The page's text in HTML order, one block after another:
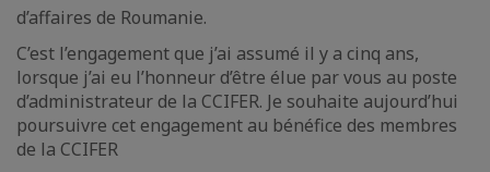
d’affaires de Roumanie.
C’est l’engagement que j’ai assumé il y a cinq ans,
lorsque j’ai eu l’honneur d’être élue par vous au poste
d’administrateur de la CCIFER. Je souhaite aujourd’hui
poursuivre cet engagement au bénéfice des membres
de la CCIFER